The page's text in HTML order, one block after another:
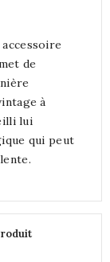
de
à
lui
qui peut